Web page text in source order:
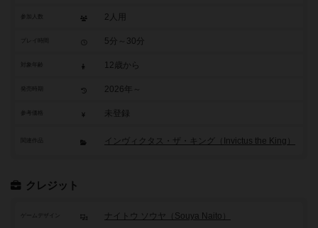
参加人数 2人用
5分～30分
12歳から
2026年～
参考価格 未登録
関連作品 インヴィクタス・ザ・キング（Invictus the King）
クレジット
ゲームデザイン ナイトウ ソウヤ（Souya Naito）